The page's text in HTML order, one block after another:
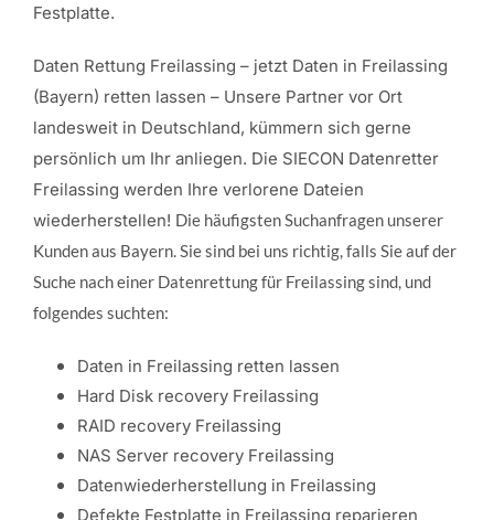
Festplatte.
Daten Rettung Freilassing – jetzt Daten in Freilassing
(Bayern) retten lassen – Unsere Partner vor Ort
landesweit in Deutschland, kümmern sich gerne
persönlich um Ihr anliegen. Die SIECON Datenretter
Freilassing werden Ihre verlorene Dateien
wiederherstellen! Die häufigsten Suchanfragen unserer
Kunden aus Bayern. Sie sind bei uns richtig, falls Sie auf der
Suche nach einer Datenrettung für Freilassing sind, und
folgendes suchten:
Daten in Freilassing retten lassen
Hard Disk recovery Freilassing
RAID recovery Freilassing
NAS Server recovery Freilassing
Datenwiederherstellung in Freilassing
Defekte Festplatte in Freilassing reparieren